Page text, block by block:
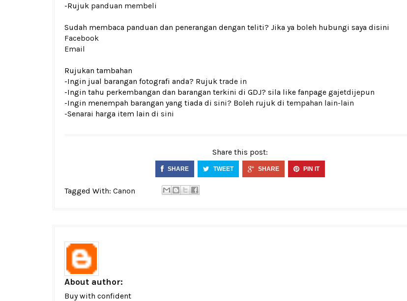
-Rujuk panduan membeli
Sudah membaca panduan dan penerangan dengan teliti? Jika ya boleh hubungi saya disini
Facebook
Email
Rujukan tambahan
-Ingin jual barangan fotografi anda? Rujuk trade in
-Ingin tahu perkembangan dan barangan terkini di GDJ? sila like fanpage gajetdijepun
-Ingin menempah barangan yang tiada di sini? Boleh rujuk di tempahan lain-lain
-Senarai harga item lain di sini
Share this post:
SHARE TWEET SHARE PIN IT
Tagged With: Canon
About author:
Buy with confident